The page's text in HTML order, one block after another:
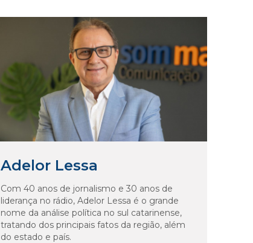
Adelor Lessa
Com 40 anos de jornalismo e 30 anos de
liderança no rádio, Adelor Lessa é o grande
nome da análise política no sul catarinense,
tratando dos principais fatos da região, além
do estado e país.